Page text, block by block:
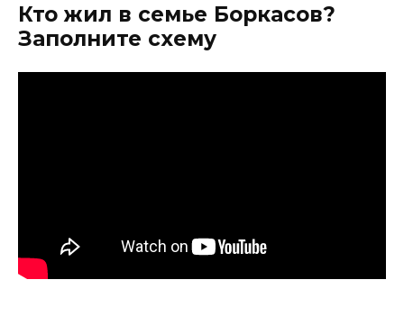
Кто жил в семье Боркасов?
Заполните схему